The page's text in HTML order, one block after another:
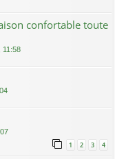
confortable toute
11:58
1 2 3 4